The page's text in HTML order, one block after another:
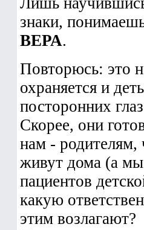
знаки,
ВЕРА.
Повторюсь: это
охраняется и
посторонних
Скорее, они
нам - родителям,
живут дома (а
пациентов
какую
этим возлагают?